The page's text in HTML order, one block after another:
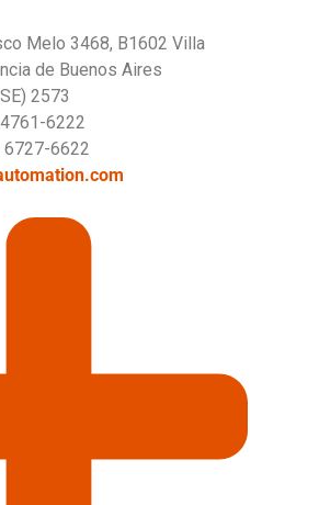
Melo 3468, B1602 Villa
de Buenos Aires
2573
6222
6727-6622